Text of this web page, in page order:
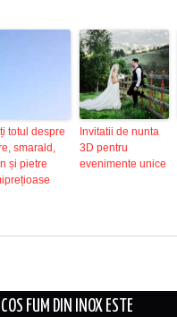
totul despre
smarald,
și pietre
Invitatii de nunta
3D pentru
evenimente unice
FUM DIN INOX ESTE